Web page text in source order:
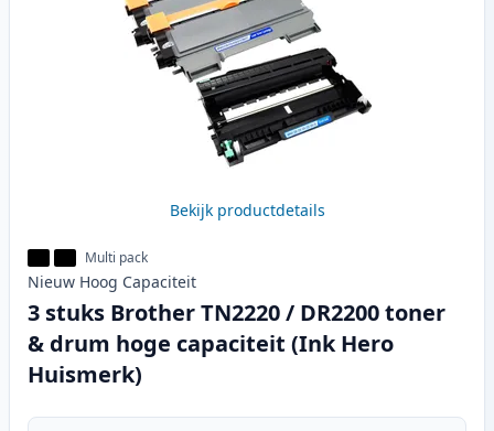
Bekijk productdetails
Multi pack
Nieuw Hoog Capaciteit
3 stuks Brother TN2220 / DR2200 toner
& drum hoge capaciteit (Ink Hero
Huismerk)